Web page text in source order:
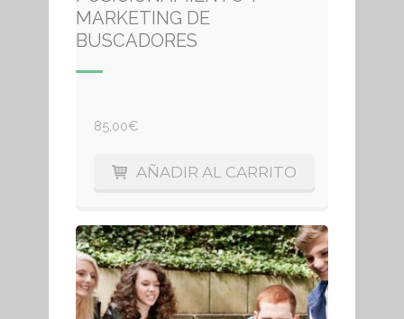
MARKETING DE
BUSCADORES
85,00€
AÑADIR AL CARRITO